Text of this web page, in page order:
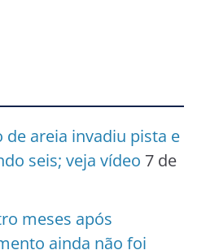
areia invadiu pista e
seis; veja vídeo 7 de
meses após
ainda não foi